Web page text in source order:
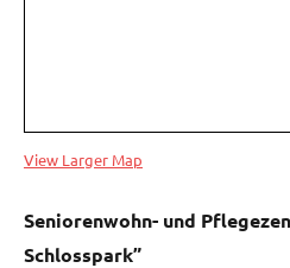
View Larger Map
Seniorenwohn- und
Schlosspark”